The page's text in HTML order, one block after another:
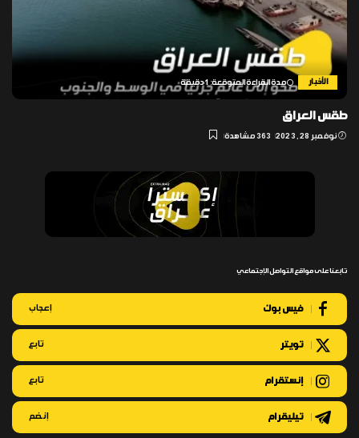
الأخبار مدة القراءة المتوقعة: 1 دقيقة
طقس العراق
نوفمبر 28, 2023 363 مشاهدة
تابعنا على مواقع التواصل الإجتماعي
فيس بوك إعجاب
تويتر تابع
إنستقرام تابع
تيليقرام إنضم